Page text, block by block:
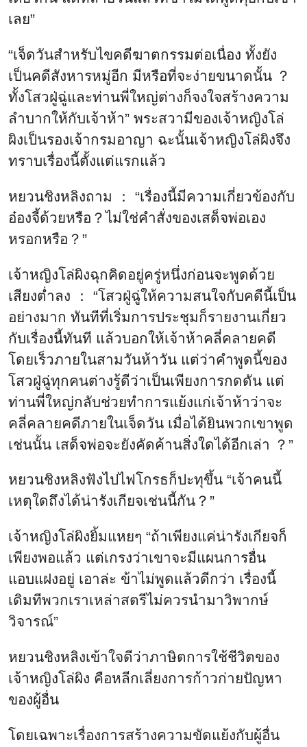
เลย”
“เจ็ดวันสำหรับไขคดีฆาตกรรมต่อเนื่อง ทั้งยัง
เป็นคดีสังหารหมู่อีก มีหรือที่จะง่ายขนาดนั้น ？
ทั้งโสวฝู่ฉู่และท่านพี่ใหญ่ต่างก็จงใจสร้างความ
ลำบากให้กับเจ้าห้า” พระสวามีของเจ้าหญิงโล่
ผิงเป็นรองเจ้ากรมอาญา ฉะนั้นเจ้าหญิงโล่ผิงจึง
ทราบเรื่องนี้ตั้งแต่แรกแล้ว
หยวนชิงหลิงถาม ： “เรื่องนี้มีความเกี่ยวข้องกับ
อ๋องจี้ด้วยหรือ？ไม่ใช่คำสั่งของเสด็จพ่อเอง
หรอกหรือ？”
เจ้าหญิงโล่ผิงฉุกคิดอยู่ครู่หนึ่งก่อนจะพูดด้วย
เสียงต่ำลง ： “โสวฝู่ฉู่ให้ความสนใจกับคดีนี้เป็น
อย่างมาก ทันทีที่เริ่มการประชุมก็รายงานเกี่ยว
กับเรื่องนี้ทันที แล้วบอกให้เจ้าห้าคลี่คลายคดี
โดยเร็วภายในสามวันห้าวัน แต่ว่าคำพูดนี้ของ
โสวฝู่ฉู่ทุกคนต่างรู้ดีว่าเป็นเพียงการกดดัน แต่
ท่านพี่ใหญ่กลับช่วยทำการแย้งแก่เจ้าห้าว่าจะ
คลี่คลายคดีภายในเจ็ดวัน เมื่อได้ยินพวกเขาพูด
เช่นนั้น เสด็จพ่อจะยังคัดค้านสิ่งใดได้อีกเล่า ？”
หยวนชิงหลิงฟังไปไฟโกรธก็ปะทุขึ้น “เจ้าคนนี้
เหตุใดถึงได้น่ารังเกียจเช่นนี้กัน？”
เจ้าหญิงโล่ผิงยิ้มแหยๆ “ถ้าเพียงแค่น่ารังเกียจก็
เพียงพอแล้ว แต่เกรงว่าเขาจะมีแผนการอื่น
แอบแฝงอยู่ เอาล่ะ ข้าไม่พูดแล้วดีกว่า เรื่องนี้
เดิมทีพวกเราเหล่าสตรีไม่ควรนำมาวิพากษ์
วิจารณ์”
หยวนชิงหลิงเข้าใจดีว่าภาษิตการใช้ชีวิตของ
เจ้าหญิงโล่ผิง คือหลีกเลี่ยงการก้าวก่ายปัญหา
ของผู้อื่น
โดยเฉพาะเรื่องการสร้างความขัดแย้งกับผู้อื่น